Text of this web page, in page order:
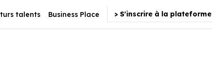
talents Business Place > S'inscrire à la plateforme